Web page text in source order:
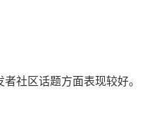
社区话题方面表现较好。